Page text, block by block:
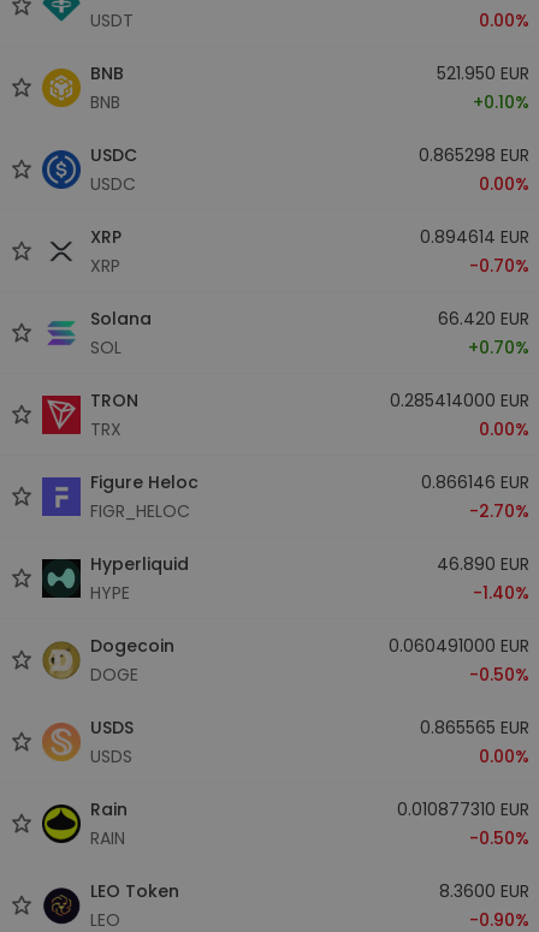
USDT
0.00%
BNB
BNB
521.950 EUR
+0.10%
USDC
USDC
0.865298 EUR
0.00%
XRP
XRP
0.894614 EUR
-0.70%
Solana
SOL
66.420 EUR
+0.70%
TRON
TRX
0.285414000 EUR
0.00%
Figure Heloc
FIGR_HELOC
0.866146 EUR
-2.70%
Hyperliquid
HYPE
46.890 EUR
-1.40%
Dogecoin
DOGE
0.060491000 EUR
-0.50%
USDS
USDS
0.865565 EUR
0.00%
Rain
RAIN
0.010877310 EUR
-0.50%
LEO Token
LEO
8.3600 EUR
-0.90%